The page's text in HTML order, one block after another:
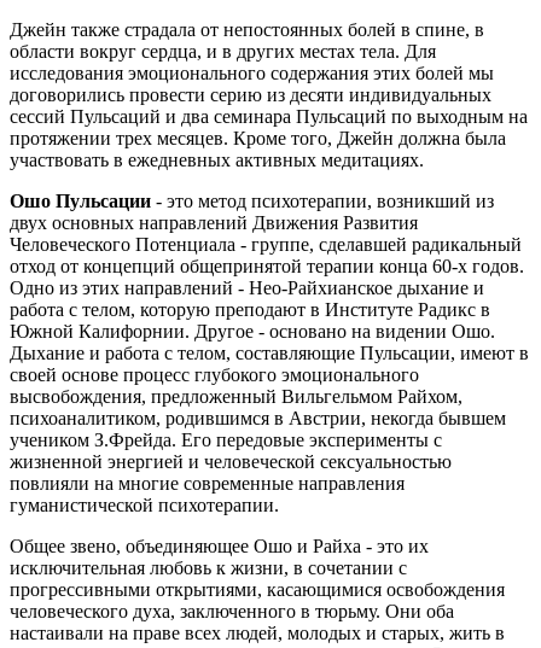
Джейн также страдала от непостоянных болей в спине, в
области вокруг сердца, и в других местах тела. Для
исследования эмоционального содержания этих болей мы
договорились провести серию из десяти индивидуальных
сессий Пульсаций и два семинара Пульсаций по выходным на
протяжении трех месяцев. Кроме того, Джейн должна была
участвовать в ежедневных активных медитациях.
Ошо Пульсации - это метод психотерапии, возникший из
двух основных направлений Движения Развития
Человеческого Потенциала - группе, сделавшей радикальный
отход от концепций общепринятой терапии конца 60-х годов.
Одно из этих направлений - Нео-Райхианское дыхание и
работа с телом, которую преподают в Институте Радикс в
Южной Калифорнии. Другое - основано на видении Ошо.
Дыхание и работа с телом, составляющие Пульсации, имеют в
своей основе процесс глубокого эмоционального
высвобождения, предложенный Вильгельмом Райхом,
психоаналитиком, родившимся в Австрии, некогда бывшем
учеником З.Фрейда. Его передовые эксперименты с
жизненной энергией и человеческой сексуальностью
повлияли на многие современные направления
гуманистической психотерапии.
Общее звено, объединяющее Ошо и Райха - это их
исключительная любовь к жизни, в сочетании с
прогрессивными открытиями, касающимися освобождения
человеческого духа, заключенного в тюрьму. Они оба
настаивали на праве всех людей, молодых и старых, жить в